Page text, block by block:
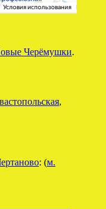
Черёмушки.
,
: (м.